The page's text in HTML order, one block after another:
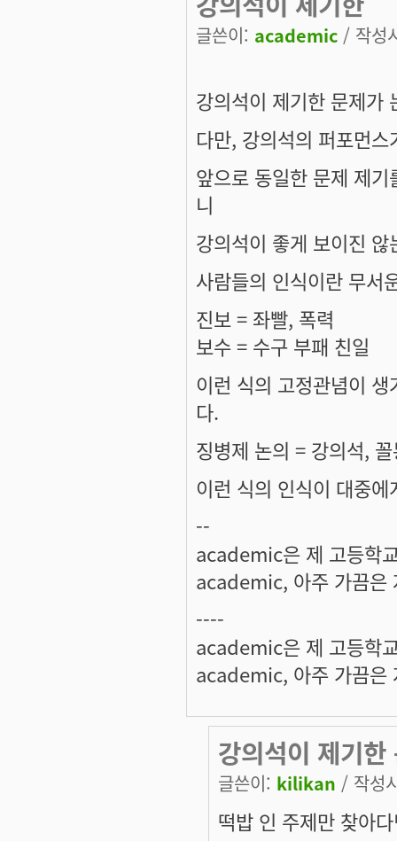
글쓴이: academic / 작성
강의석이 제기한 문제가
다만, 강의석의 퍼포먼
앞으로 동일한 문제 제
니
강의석이 좋게 보이진 않
사람들의 인식이란 무서
진보 = 좌빨, 폭력
보수 = 수구 부패 친일
이런 식의 고정관념이
다.
징병제 논의 = 강의석,
이런 식의 인식이 대중
--
academic은 제 고등학
academic, 아주 가끔은
----
academic은 제 고등학
academic, 아주 가끔은
강의석이 제기
글쓴이: kilikan / 작성
떡밥 인 주제만 찾아